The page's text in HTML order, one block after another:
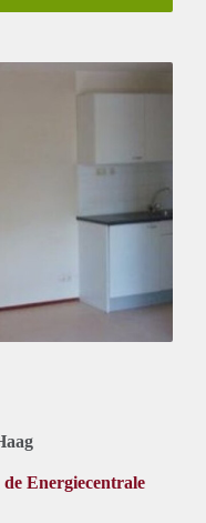
Energiecentrale